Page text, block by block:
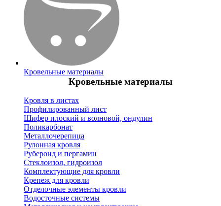
Кровельные материалы
Кровельные материалы
Кровля в листах
Профилированный лист
Шифер плоский и волновой, ондулин
Поликарбонат
Металлочерепица
Рулонная кровля
Рубероид и пергамин
Стеклоизол, гидроизол
Комплектующие для кровли
Крепеж для кровли
Отделочные элементы кровли
Водосточные системы